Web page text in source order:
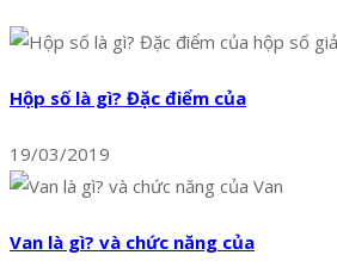
Hộp số là gì? Đặc điểm của
19/03/2019
Van là gì? và chức năng của